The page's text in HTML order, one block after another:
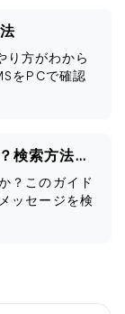
り方がわから
をPCで確認
iPhoneの過去のメッセージを見たい？検索方法まとめ
？このガイド
ッセージを検